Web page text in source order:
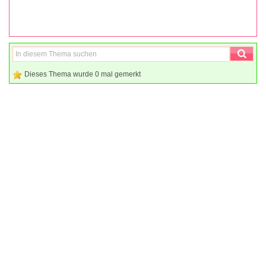
Dieses Thema wurde 0 mal gemerkt